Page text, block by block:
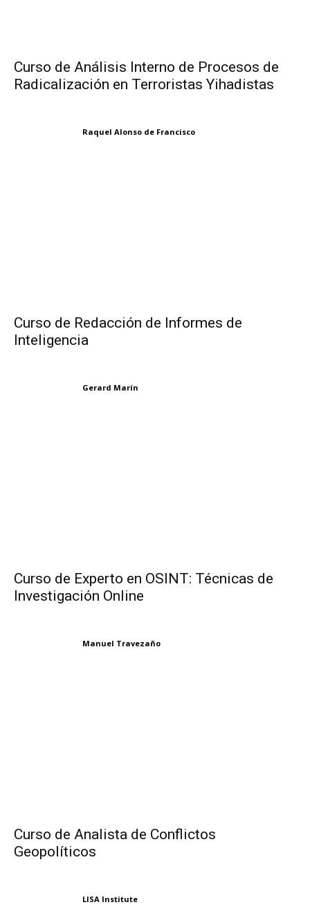
Curso de Análisis Interno de Procesos de
Radicalización en Terroristas Yihadistas
Raquel Alonso de Francisco
Curso de Redacción de Informes de
Inteligencia
Gerard Marín
Curso de Experto en OSINT: Técnicas de
Investigación Online
Manuel Travezaño
Curso de Analista de Conflictos
Geopolíticos
LISA Institute